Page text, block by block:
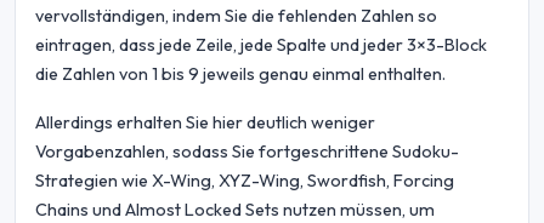
vervollständigen, indem Sie die fehlenden Zahlen so
eintragen, dass jede Zeile, jede Spalte und jeder 3×3-Block
die Zahlen von 1 bis 9 jeweils genau einmal enthalten.
Allerdings erhalten Sie hier deutlich weniger
Vorgabenzahlen, sodass Sie fortgeschrittene Sudoku-
Strategien wie X-Wing, XYZ-Wing, Swordfish, Forcing
Chains und Almost Locked Sets nutzen müssen, um